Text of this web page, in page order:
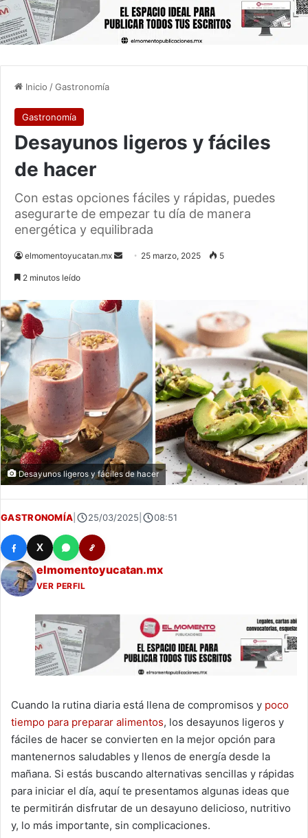
Inicio /Gastronomía
Gastronomía
Desayunos ligeros y fáciles
de hacer
Con estas opciones fáciles y rápidas, puedes
asegurarte de empezar tu día de manera
energética y equilibrada
elmomentoyucatan.mx
Send 25 marzo, 2025 5
2 minutos leído
Desayunos ligeros y fáciles de hacer
GASTRONOMÍA 25/03/2025 08:51
X
elmomentoyucatan.mx
VER PERFIL
Cuando la rutina diaria está llena de compromisos y poco
tiempo para preparar alimentos, los desayunos ligeros y
fáciles de hacer se convierten en la mejor opción para
mantenernos saludables y llenos de energía desde la
mañana. Si estás buscando alternativas sencillas y rápidas
para iniciar el día, aquí te presentamos algunas ideas que
te permitirán disfrutar de un desayuno delicioso, nutritivo
y, lo más importante, sin complicaciones.